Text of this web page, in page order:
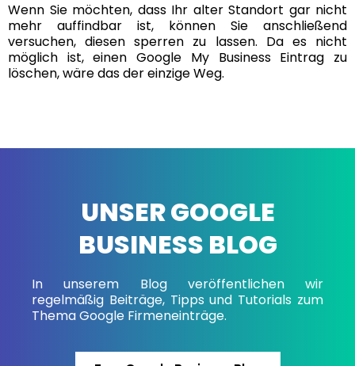
Wenn Sie möchten, dass Ihr alter Standort gar nicht
mehr auffindbar ist, können Sie anschließend
versuchen, diesen sperren zu lassen. Da es nicht
möglich ist, einen Google My Business Eintrag zu
löschen, wäre das der einzige Weg.
UNSER GOOGLE
BUSINESS BLOG
In unserem Blog veröffentlichen wir
regelmäßig Beiträge, Tipps und Tutorials zum
Thema Google Firmeneinträge.